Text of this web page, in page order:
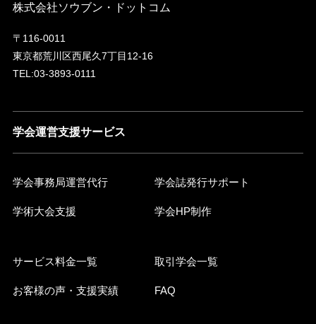
株式会社ソウブン・ドットコム
〒116-0011
東京都荒川区西尾久7丁目12-16
TEL:03-3893-0111
学会運営支援サービス
学会事務局運営代行 学会誌発行サポート
学術大会支援 学会HP制作
サービス料金一覧 取引学会一覧
お客様の声・支援実績 FAQ